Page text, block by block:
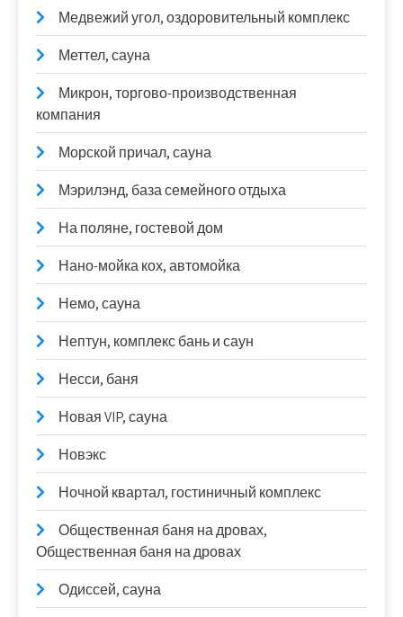
Медвежий угол, оздоровительный комплекс
Меттел, сауна
Микрон, торгово-производственная
компания
Морской причал, сауна
Мэрилэнд, база семейного отдыха
На поляне, гостевой дом
Нано-мойка кох, автомойка
Немо, сауна
Нептун, комплекс бань и саун
Несси, баня
Новая VIP, сауна
Новэкс
Ночной квартал, гостиничный комплекс
Общественная баня на дровах,
Общественная баня на дровах
Одиссей, сауна